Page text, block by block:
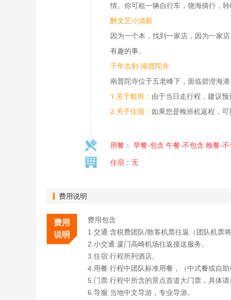
情。你可租一辆自行车，饶海骑行，
醉文艺小清新
因为一个本，找到一家店，因为一家
有趣的事。
千年古刹-南普陀寺
南普陀寺位于五老峰下，面临碧澄海
1.关于航班： 由于当日走行程，建议
2.关于住宿： 如果您是晚班机返程，
用餐： 早餐-包含 午餐-不包含 晚餐-不
住宿：无
费用说明
费用
说明
费用包含
1.交通:含税费团队/散客机票往返（团队机票
2.小交通:厦门高崎机场往返接送服务。
3.住宿:行程所列酒店。
4.用餐:行程中团队标准用餐，（中式餐或自
5.门票:行程中所含的景点首道大门票，具体请
6.导服:当地中文导游，专业导游。